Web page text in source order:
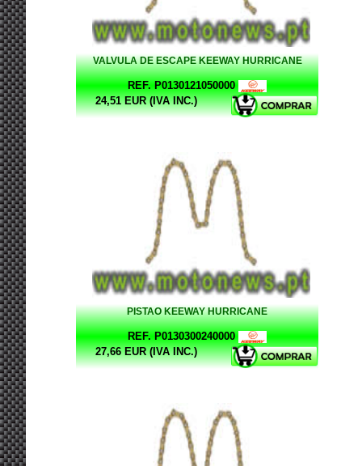
VALVULA DE ESCAPE KEEWAY HURRICANE
REF. P0130121050000
24,51 EUR (IVA INC.)
PISTAO KEEWAY HURRICANE
REF. P0130300240000
27,66 EUR (IVA INC.)